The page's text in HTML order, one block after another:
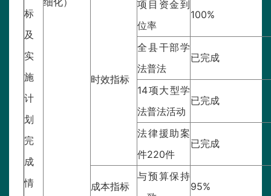
标
及
实
施
计
划
完
成
情
时效指标
项目资金到
位率
100%
全县干部学
法普法
已完成
14项大型学
法普法活动
已完成
法律援助案
件220件
已完成
成本指标
与预算保持
95%